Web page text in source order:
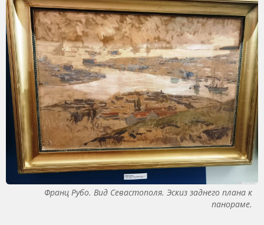
Франц Рубо. Вид Севастополя. Эскиз заднего плана к
панораме.